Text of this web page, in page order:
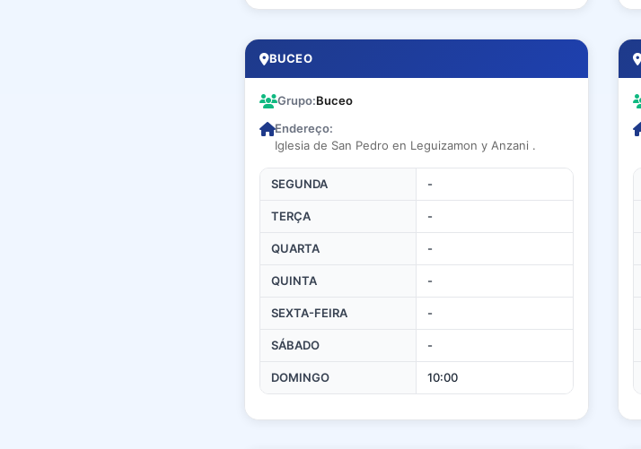
BUCEO
Grupo:Buceo
Endereço:
Iglesia de San Pedro en Leguizamon y Anzani .
SEGUNDA -
TERÇA -
QUARTA -
QUINTA -
SEXTA-FEIRA -
SÁBADO -
DOMINGO 10:00